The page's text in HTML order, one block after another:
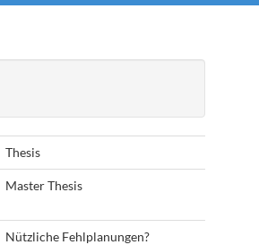
Thesis
Master Thesis
Nützliche Fehlplanungen?